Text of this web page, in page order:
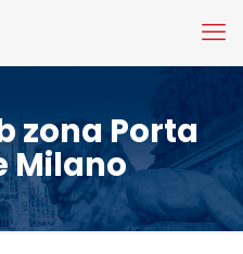
zona Porta
Milano